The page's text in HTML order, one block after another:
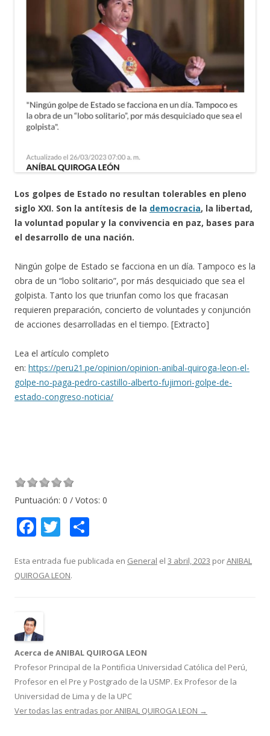
Los golpes de Estado no resultan tolerables en pleno
siglo XXI. Son la antítesis de la democracia, la libertad,
la voluntad popular y la convivencia en paz, bases para
el desarrollo de una nación.
Ningún golpe de Estado se facciona en un día. Tampoco es la
obra de un “lobo solitario”, por más desquiciado que sea el
golpista. Tanto los que triunfan como los que fracasan
requieren preparación, concierto de voluntades y conjunción
de acciones desarrolladas en el tiempo. [Extracto]
Lea el artículo completo
en: https://peru21.pe/opinion/opinion-anibal-quiroga-leon-el-
golpe-no-paga-pedro-castillo-alberto-fujimori-golpe-de-
estado-congreso-noticia/
Puntuación: 0 / Votos: 0
F
e
b
o
k
T
itt
er
m
Esta entrada fue publicada en General el 3 abril, 2023 porANIBAL
QUIROGA LEON.
Acerca de ANIBAL QUIROGA LEON
Profesor Principal de la Pontificia Universidad Católica del Perú,
Profesor en el Pre y Postgrado de la USMP. Ex Profesor de la
Universidad de Lima y de la UPC
Ver todas las entradas por ANIBAL QUIROGA LEON →